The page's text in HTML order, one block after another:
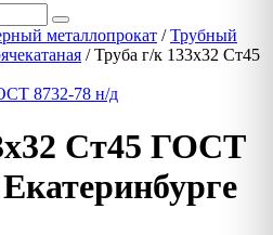
металлопрокат /Трубный
/ Труба г/к 133х32 Ст45
Ст45 ГОСТ